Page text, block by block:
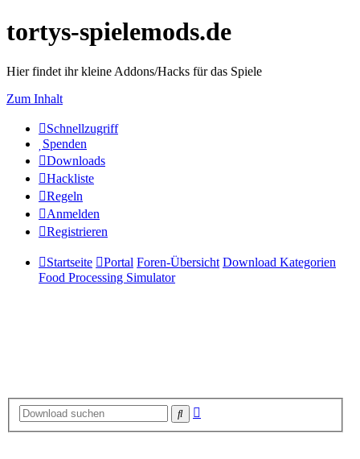
tortys-spielemods.de
Hier findet ihr kleine Addons/Hacks für das Spiele
Zum Inhalt
Schnellzugriff
Spenden
Downloads
Hackliste
Regeln
Anmelden
Registrieren
Startseite Portal Foren-Übersicht Download Kategorien
Food Processing Simulator
Suche